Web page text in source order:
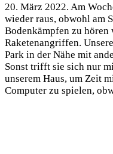
20. März 2022. Am
wieder raus, obwohl am
Bodenkämpfen zu
Raketenangriffen.
Park in der Nähe mit
Sonst trifft sie sich nur
unserem Haus, um Zeit
Computer zu spielen,